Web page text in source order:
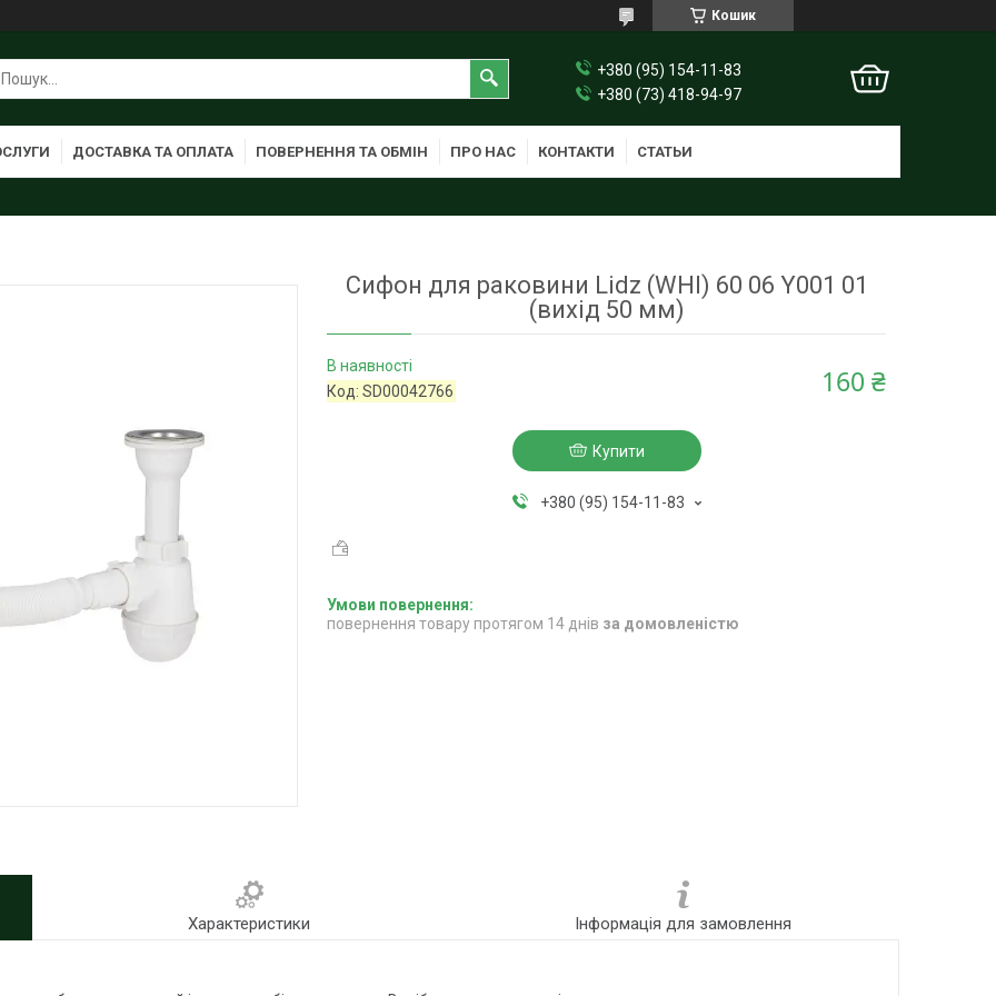
Кошик
+380 (95) 154-11-83
+380 (73) 418-94-97
ДОСТАВКА ТА ОПЛАТА ПОВЕРНЕННЯ ТА ОБМІН ПРО НАС КОНТАКТИ СТАТЬИ
Сифон для раковини Lidz (WHI) 60 06 Y001 01
(вихід 50 мм)
В наявності
Код:SD00042766 160 ₴
Купити
+380 (95) 154-11-83
повернення товару протягом 14 днів за домовленістю
Характеристики Інформація для замовлення